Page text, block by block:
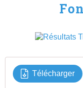
Télécharger